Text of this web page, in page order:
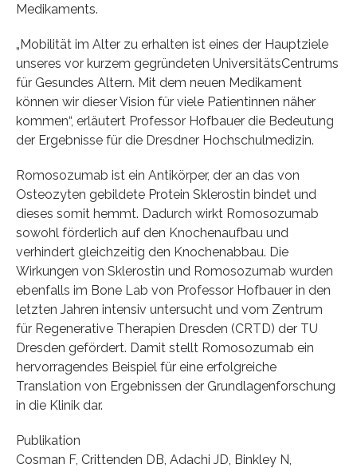
Medikaments.
„Mobilität im Alter zu erhalten ist eines der Hauptziele
unseres vor kurzem gegründeten UniversitätsCentrums
für Gesundes Altern. Mit dem neuen Medikament
können wir dieser Vision für viele Patientinnen näher
kommen“, erläutert Professor Hofbauer die Bedeutung
der Ergebnisse für die Dresdner Hochschulmedizin.
Romosozumab ist ein Antikörper, der an das von
Osteozyten gebildete Protein Sklerostin bindet und
dieses somit hemmt. Dadurch wirkt Romosozumab
sowohl förderlich auf den Knochenaufbau und
verhindert gleichzeitig den Knochenabbau. Die
Wirkungen von Sklerostin und Romosozumab wurden
ebenfalls im Bone Lab von Professor Hofbauer in den
letzten Jahren intensiv untersucht und vom Zentrum
für Regenerative Therapien Dresden (CRTD) der TU
Dresden gefördert. Damit stellt Romosozumab ein
hervorragendes Beispiel für eine erfolgreiche
Translation von Ergebnissen der Grundlagenforschung
in die Klinik dar.
Publikation
Cosman F, Crittenden DB, Adachi JD, Binkley N,